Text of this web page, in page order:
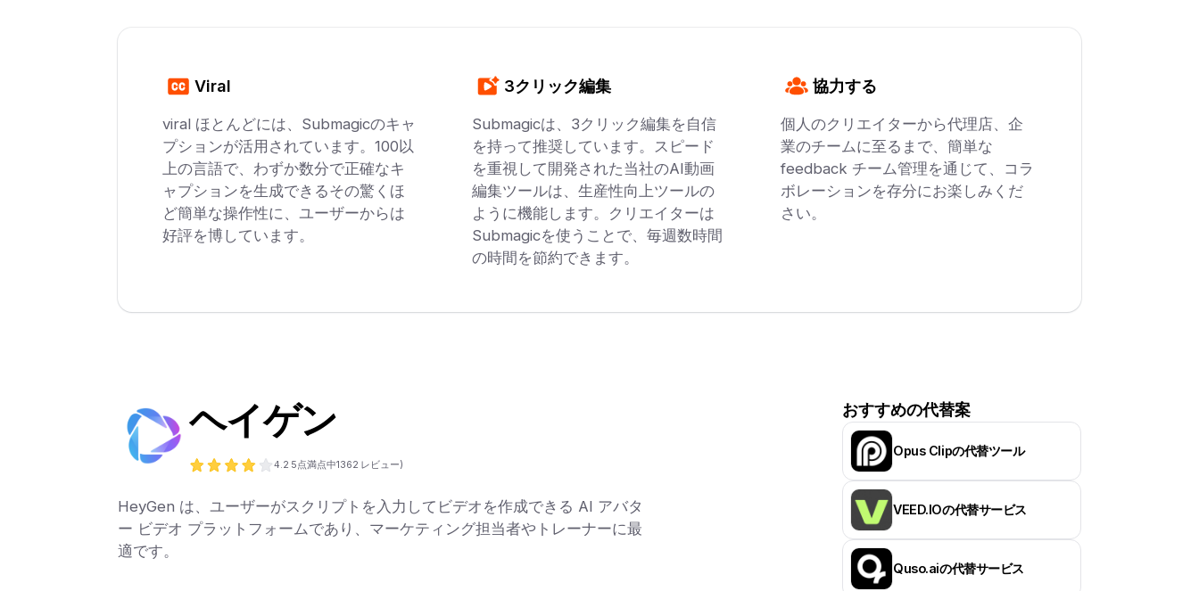
Viral
viral ほとんどには、Submagicのキャ
プションが活用されています。100以
上の言語で、わずか数分で正確なキ
ャプションを生成できるその驚くほ
ど簡単な操作性に、ユーザーからは
好評を博しています。
3クリック編集
Submagicは、3クリック編集を自信
を持って推奨しています。スピード
を重視して開発された当社のAI動画
編集ツールは、生産性向上ツールの
ように機能します。クリエイターは
Submagicを使うことで、毎週数時間
の時間を節約できます。
協力する
個人のクリエイターから代理店、企
業のチームに至るまで、簡単な
feedback チーム管理を通じて、コラ
ボレーションを存分にお楽しみくだ
さい。
ヘイゲン
4.2 5点満点中1362 レビュー)
HeyGen は、ユーザーがスクリプトを入力してビデオを作成できる AI アバタ
ー ビデオ プラットフォームであり、マーケティング担当者やトレーナーに最
適です。
おすすめの代替案
Opus Clipの代替ツール
VEED.IOの代替サービス
Quso.aiの代替サービス